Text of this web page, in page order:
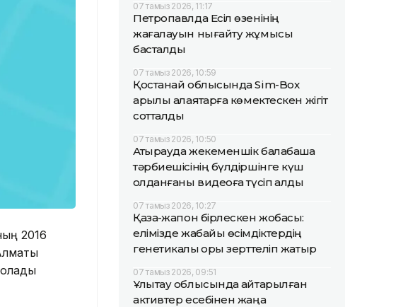
2016
07 тамыз 2026, 11:17
Петропавлда Есіл өзенінің
жағалауын нығайту жұмысы
басталды
07 тамыз 2026, 10:59
Қостанай облысында Sim-Box
арқылы алаяқтарға көмектескен жігіт
сотталды
07 тамыз 2026, 10:50
Атырауда жекеменшік балабақша
тәрбиешісінің бүлдіршінге күш
қолданғаны видеоға түсіп қалды
07 тамыз 2026, 10:27
Қазақ-жапон бірлескен жобасы:
елімізде жабайы өсімдіктердің
генетикалық қоры зерттеліп жатыр
07 тамыз 2026, 09:51
Ұлытау облысында қайтарылған
активтер есебінен жаңа